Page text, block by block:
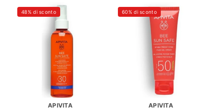
48% di sconto
APIVITA
60% di sconto
APIVITA